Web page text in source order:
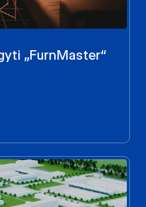
„FurnMaster“